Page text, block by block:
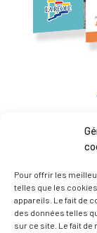
Pour offrir les
telles que les
appareils. Le fait de
des données telles
sur ce site. Le fait
D’ART